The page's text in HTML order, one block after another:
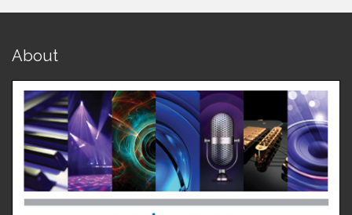
About